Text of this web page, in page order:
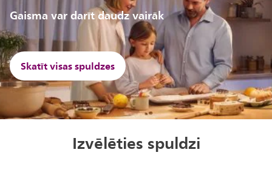
Gaisma var darīt daudz vairāk
Skatīt visas spuldzes
Izvēlēties spuldzi